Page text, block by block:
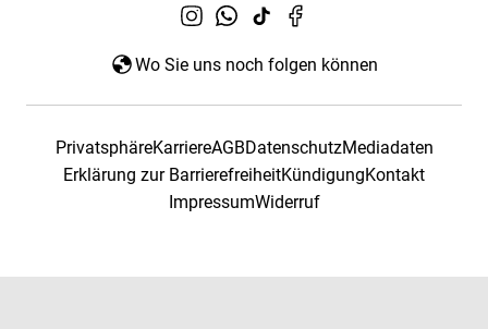
Wo Sie uns noch folgen können
PrivatsphäreKarriereAGBDatenschutzMediadaten
Erklärung zur BarrierefreiheitKündigungKontakt
ImpressumWiderruf